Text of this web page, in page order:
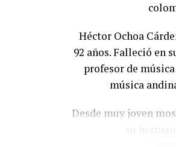
Héctor Ochoa
92 años. Falleció en
profesor de
música
Desde muy joven